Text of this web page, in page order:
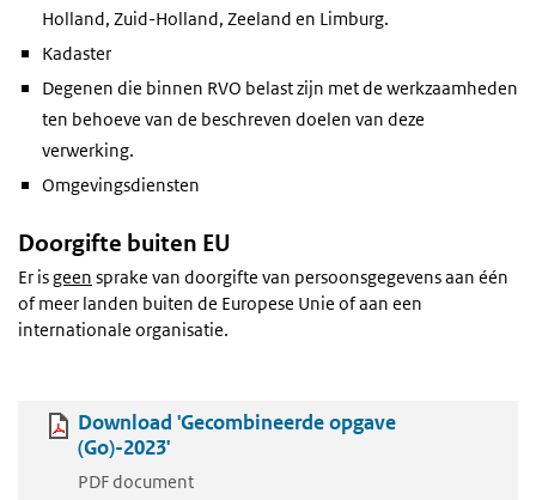
Holland, Zuid-Holland, Zeeland en Limburg.
Kadaster
Degenen die binnen RVO belast zijn met de werkzaamheden
ten behoeve van de beschreven doelen van deze
verwerking.
Omgevingsdiensten
Doorgifte buiten EU
Er isgeen sprake van doorgifte van persoonsgegevens aan één
of meer landen buiten de Europese Unie of aan een
internationale organisatie.
Download 'Gecombineerde opgave
(Go)-2023'
PDF document